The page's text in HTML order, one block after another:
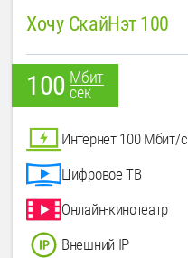
Хочу СкайНэт 100
100 Мбит
сек
Интернет 100 Мбит/с
Цифровое ТВ
Онлайн-кинотеатр
Внешний IP